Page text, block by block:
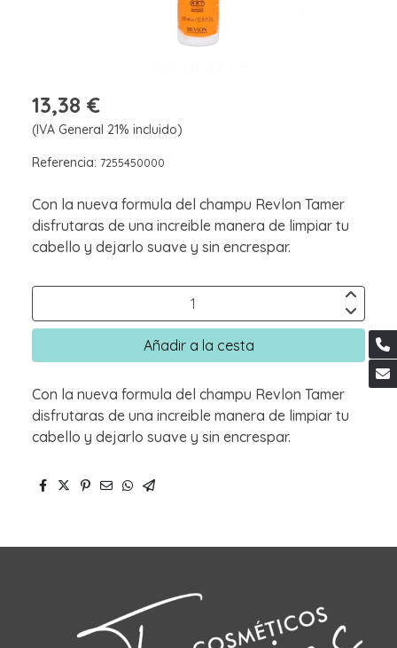
13,38 €
(IVA General 21% incluido)
Referencia: 7255450000
Con la nueva formula del champu Revlon Tamer
disfrutaras de una increible manera de limpiar tu
cabello y dejarlo suave y sin encrespar.
Añadir a la cesta
Con la nueva formula del champu Revlon Tamer
disfrutaras de una increible manera de limpiar tu
cabello y dejarlo suave y sin encrespar.